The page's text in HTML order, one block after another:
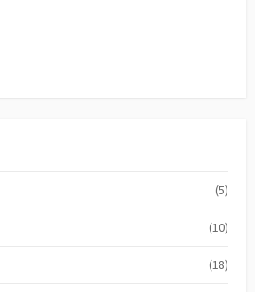
(5)
(10)
(18)